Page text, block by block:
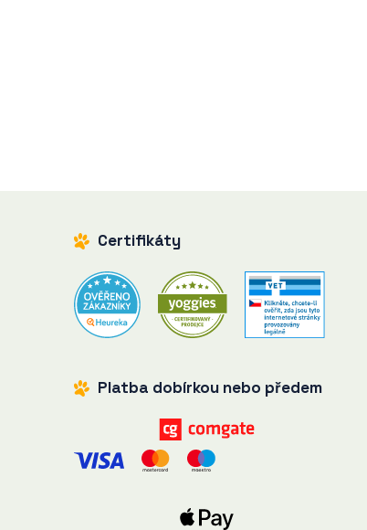
Certifikáty
Platba dobírkou nebo předem